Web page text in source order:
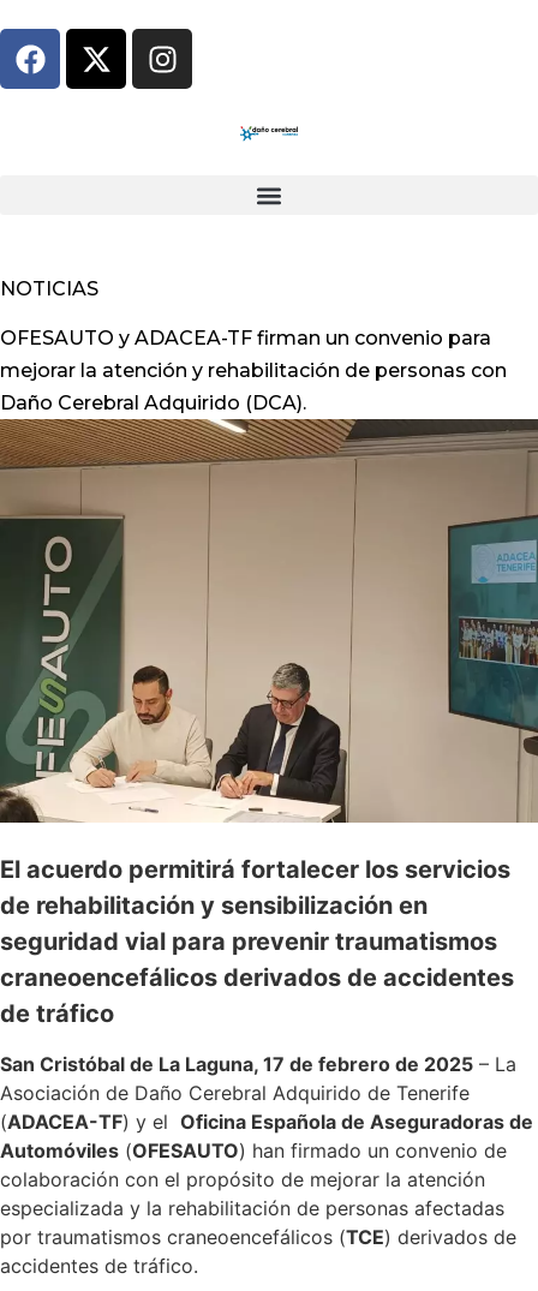
NOTICIAS
OFESAUTO y ADACEA-TF firman un convenio para
mejorar la atención y rehabilitación de personas con
Daño Cerebral Adquirido (DCA).
El acuerdo permitirá fortalecer los servicios
de rehabilitación y sensibilización en
seguridad vial para prevenir traumatismos
craneoencefálicos derivados de accidentes
de tráfico
San Cristóbal de La Laguna, 17 de febrero de 2025 – La
Asociación de Daño Cerebral Adquirido de Tenerife
(ADACEA-TF) y el Oficina Española de Aseguradoras de
Automóviles (OFESAUTO) han firmado un convenio de
colaboración con el propósito de mejorar la atención
especializada y la rehabilitación de personas afectadas
por traumatismos craneoencefálicos (TCE) derivados de
accidentes de tráfico.